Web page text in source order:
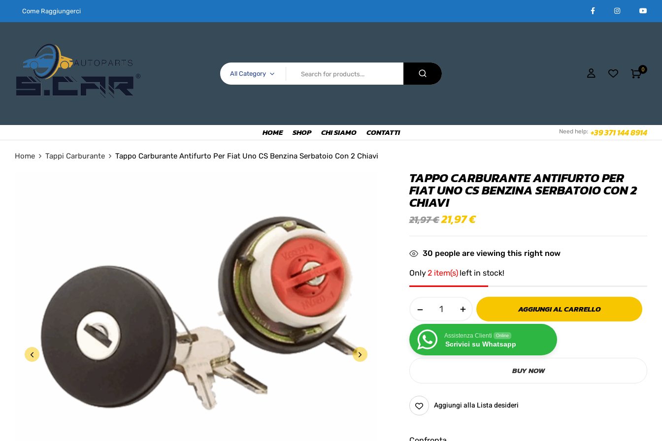
Come Raggiungerci
All Category
0
HOME SHOP CHI SIAMO CONTATTI Need help: +39 371 144 8914
Home Tappi Carburante Tappo Carburante Antifurto Per Fiat Uno CS Benzina Serbatoio Con 2 Chiavi
TAPPO CARBURANTE ANTIFURTO PER
FIAT UNO CS BENZINA SERBATOIO CON 2
CHIAVI
21,97€21,97€
30 people are viewing this right now
Only2 item(s) left in stock!
AGGIUNGI AL CARRELLO
Assistenza Clienti Online
Scrivici su Whatsapp
BUY NOW
Aggiungi alla Lista desideri